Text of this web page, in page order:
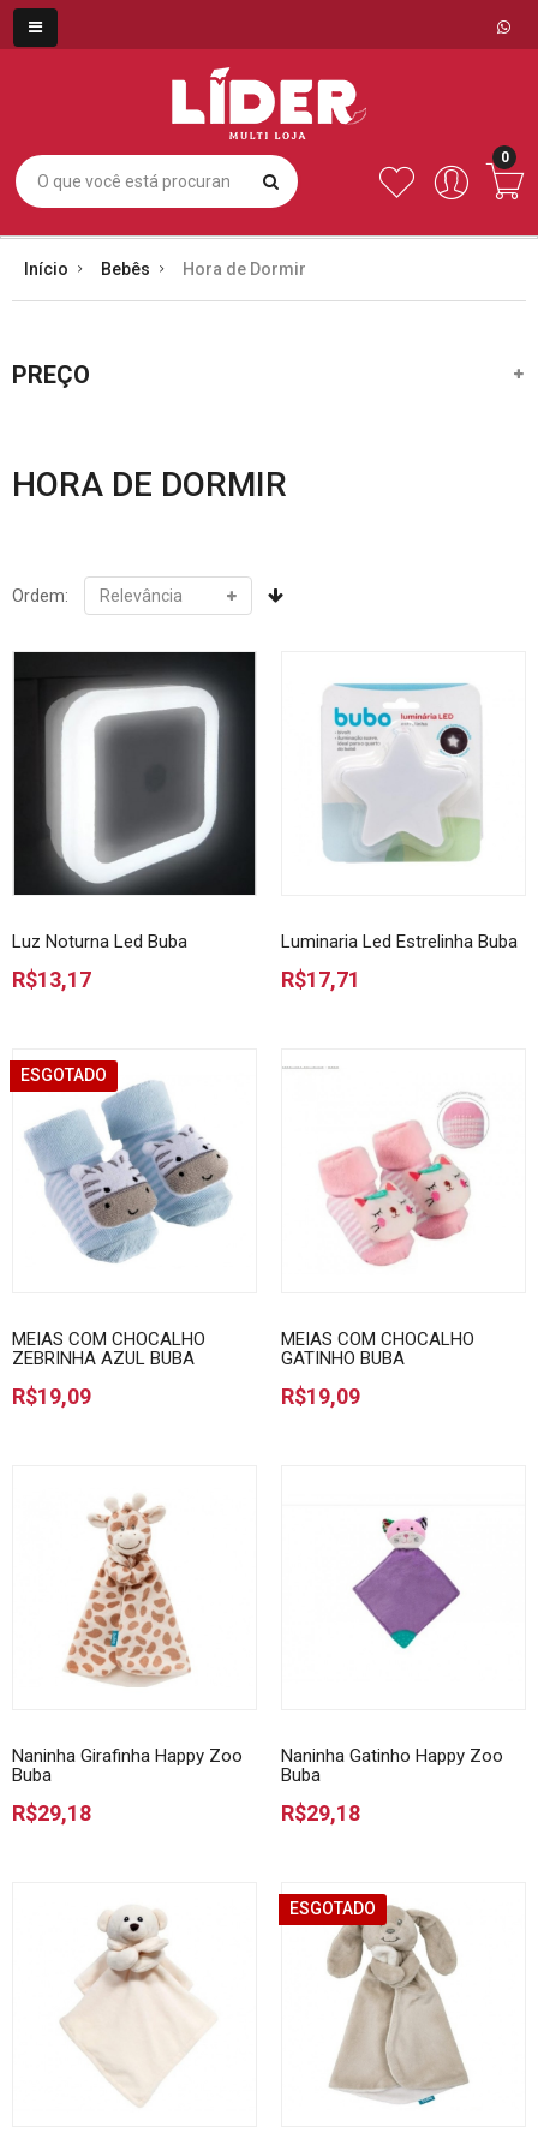
0
Início Bebês Hora de Dormir
PREÇO
HORA DE DORMIR
Ordem:
Luz Noturna Led Buba
R$13,17
Luminaria Led Estrelinha Buba
R$17,71
ESGOTADO
MEIAS COM CHOCALHO
ZEBRINHA AZUL BUBA
R$19,09
MEIAS COM CHOCALHO
GATINHO BUBA
R$19,09
Naninha Girafinha Happy Zoo
Buba
R$29,18
Naninha Gatinho Happy Zoo
Buba
R$29,18
ESGOTADO